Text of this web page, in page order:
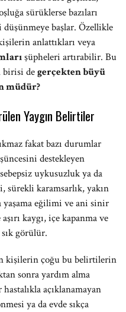
sürüklerse bazıları
başlar. Özellikle
anlattıkları veya
şüpheleri artırabilir. Bu
birisi degerçekten büyü
müdür?
Yaygın Belirtiler
fakat bazı durumlar
destekleyen
uykusuzluk ya da
sürekli karamsarlık, yakın
yaşama eğilimi ve ani sinir
kaygı, içe kapanma ve
görülür.
kişilerin çoğu bu belirtilerin
sonra yardım alma
açıklanamayan
ya da evde sıkça